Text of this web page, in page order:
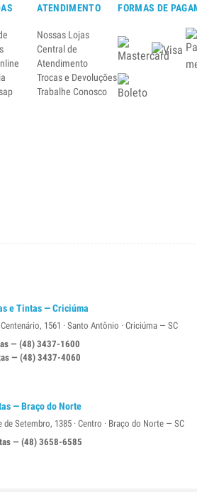
ATENDIMENTO
Nossas Lojas
Central de
Atendimento
Trocas e Devoluções
Trabalhe Conosco
FORMAS DE
e Tintas — Criciúma
1561 · Santo Antônio · Criciúma — SC
— (48) 3437-1600
— (48) 3437-4060
— Braço do Norte
de Setembro, 1385 · Centro · Braço do Norte — SC
— (48) 3658-6585